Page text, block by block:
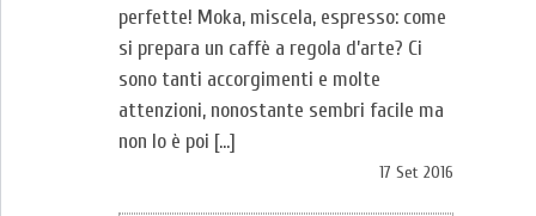
perfette! Moka, miscela, espresso: come
si prepara un caffè a regola d’arte? Ci
sono tanti accorgimenti e molte
attenzioni, nonostante sembri facile ma
non lo è poi […]
17 Set 2016